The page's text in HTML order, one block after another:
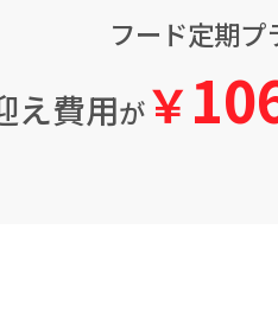
フード定期プ
え費用が￥